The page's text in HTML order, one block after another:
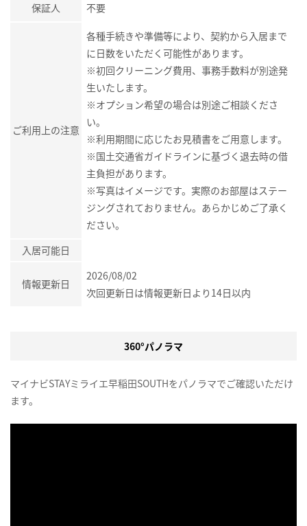
保証人 不要
ご利用上の注意
各種手続きや準備等により、契約から入居まで
に日数をいただく可能性があります。
※初回クリーニング費用、事務手数料が別途発
生いたします。
※オプション希望の場合は別途ご相談くださ
い。
※利用期間に応じたお見積書をご用意します。
※国土交通省ガイドラインに基づく退去時の借
主負担があります。
※写真はイメージです。実際のお部屋はステー
ジングされておりません。あらかじめご了承く
ださい。
入居可能日
情報更新日
2026/08/02
次回更新日は情報更新日より14日以内
360°パノラマ
マイナビSTAYミライエ早稲田SOUTHをパノラマでご確認いただけ
ます。